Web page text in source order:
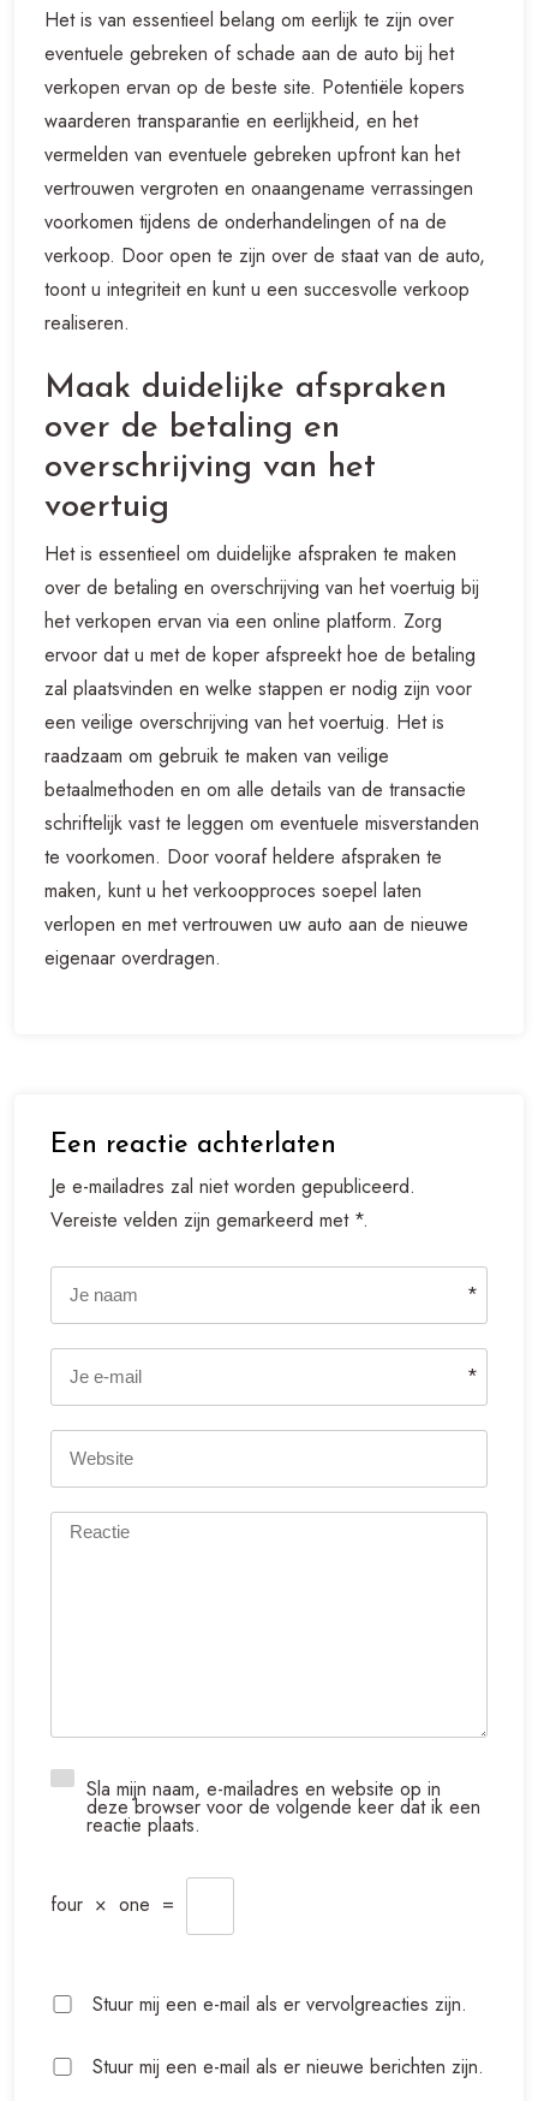
Het is van essentieel belang om eerlijk te zijn over
eventuele gebreken of schade aan de auto bij het
verkopen ervan op de beste site. Potentiële kopers
waarderen transparantie en eerlijkheid, en het
vermelden van eventuele gebreken upfront kan het
vertrouwen vergroten en onaangename verrassingen
voorkomen tijdens de onderhandelingen of na de
verkoop. Door open te zijn over de staat van de auto,
toont u integriteit en kunt u een succesvolle verkoop
realiseren.
Maak duidelijke afspraken
over de betaling en
overschrijving van het
voertuig
Het is essentieel om duidelijke afspraken te maken
over de betaling en overschrijving van het voertuig bij
het verkopen ervan via een online platform. Zorg
ervoor dat u met de koper afspreekt hoe de betaling
zal plaatsvinden en welke stappen er nodig zijn voor
een veilige overschrijving van het voertuig. Het is
raadzaam om gebruik te maken van veilige
betaalmethoden en om alle details van de transactie
schriftelijk vast te leggen om eventuele misverstanden
te voorkomen. Door vooraf heldere afspraken te
maken, kunt u het verkoopproces soepel laten
verlopen en met vertrouwen uw auto aan de nieuwe
eigenaar overdragen.
Een reactie achterlaten
Je e-mailadres zal niet worden gepubliceerd.
Vereiste velden zijn gemarkeerd met *.
*
*
Sla mijn naam, e-mailadres en website op in
deze browser voor de volgende keer dat ik een
reactie plaats.
four × one =
Stuur mij een e-mail als er vervolgreacties zijn.
Stuur mij een e-mail als er nieuwe berichten zijn.